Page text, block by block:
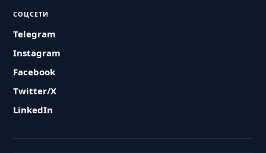
СОЦСЕТИ
Telegram
Instagram
Facebook
Twitter/X
LinkedIn